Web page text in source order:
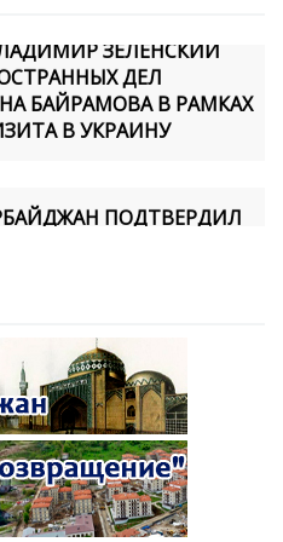
ДЕЛ
БАЙРАМОВА В РАМКАХ
В УКРАИНУ
МИРУ ПРАКТИЧЕСКИМИ
И ФОРМИРУЕТ
НАПРАВЛЕНИИ»
РЯД
ГАДЖИЕВА
ОБСУЖДЕНИЕ